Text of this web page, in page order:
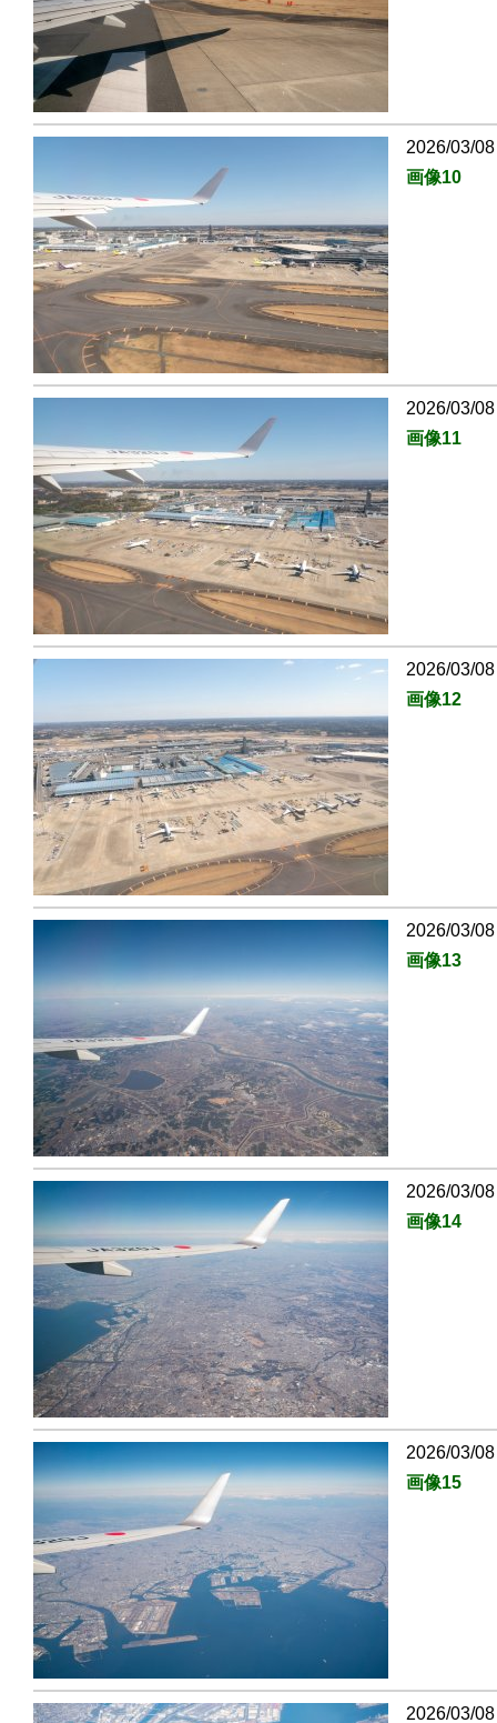
2026/03/
画像10
2026/03/
画像11
2026/03/
画像12
2026/03/
画像13
2026/03/
画像14
2026/03/
画像15
2026/03/